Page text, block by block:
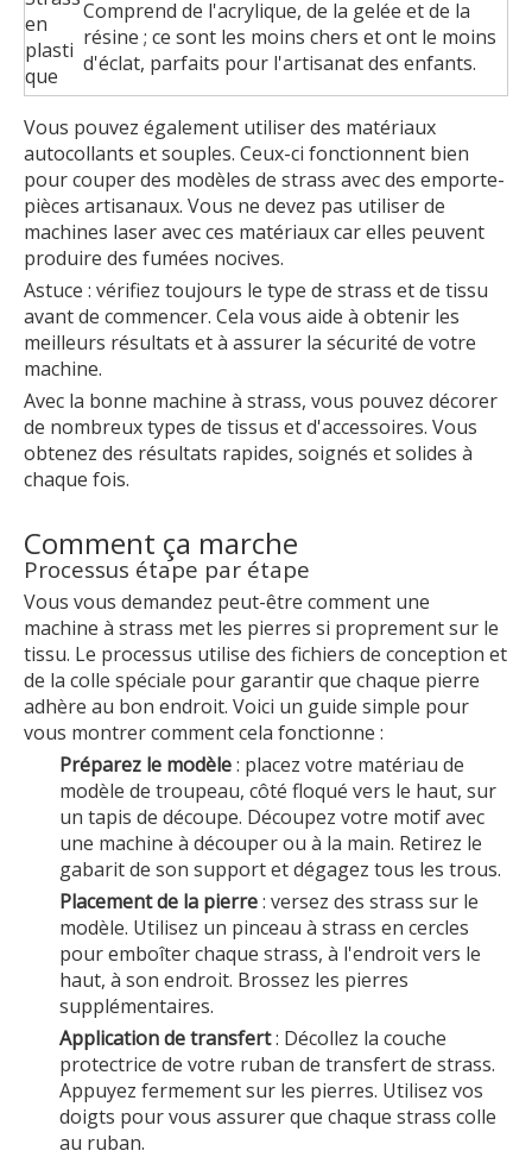
en
plasti
que
Comprend de l'acrylique, de la gelée et de la
résine ; ce sont les moins chers et ont le moins
d'éclat, parfaits pour l'artisanat des enfants.
Vous pouvez également utiliser des matériaux
autocollants et souples. Ceux-ci fonctionnent bien
pour couper des modèles de strass avec des emporte-
pièces artisanaux. Vous ne devez pas utiliser de
machines laser avec ces matériaux car elles peuvent
produire des fumées nocives.
Astuce : vérifiez toujours le type de strass et de tissu
avant de commencer. Cela vous aide à obtenir les
meilleurs résultats et à assurer la sécurité de votre
machine.
Avec la bonne machine à strass, vous pouvez décorer
de nombreux types de tissus et d'accessoires. Vous
obtenez des résultats rapides, soignés et solides à
chaque fois.
Comment ça marche
Processus étape par étape
Vous vous demandez peut-être comment une
machine à strass met les pierres si proprement sur le
tissu. Le processus utilise des fichiers de conception et
de la colle spéciale pour garantir que chaque pierre
adhère au bon endroit. Voici un guide simple pour
vous montrer comment cela fonctionne :
Préparez le modèle: placez votre matériau de
modèle de troupeau, côté floqué vers le haut, sur
un tapis de découpe. Découpez votre motif avec
une machine à découper ou à la main. Retirez le
gabarit de son support et dégagez tous les trous.
Placement de la pierre: versez des strass sur le
modèle. Utilisez un pinceau à strass en cercles
pour emboîter chaque strass, à l'endroit vers le
haut, à son endroit. Brossez les pierres
supplémentaires.
Application de transfert: Décollez la couche
protectrice de votre ruban de transfert de strass.
Appuyez fermement sur les pierres. Utilisez vos
doigts pour vous assurer que chaque strass colle
au ruban.